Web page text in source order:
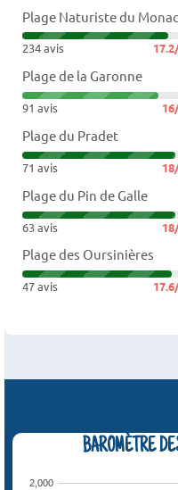
Plage Naturiste du
234 avis
Plage de la Garonne
91 avis
Plage du Pradet
71 avis
Plage du Pin de Galle
63 avis
Plage des Oursinières
47 avis
BAROMÈTRE
2,000